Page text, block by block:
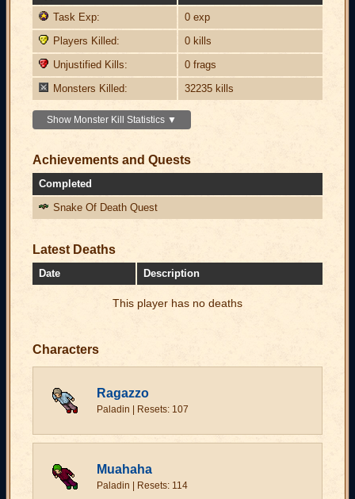
Task Exp:
0 exp
Players Killed:
0 kills
Unjustified Kills:
0 frags
Monsters Killed:
32235 kills
Show Monster Kill Statistics ▼
Achievements and Quests
Completed
Snake Of Death Quest
Latest Deaths
Date Description
This player has no deaths
Characters
Ragazzo
Paladin | Resets: 107
Muahaha
Paladin | Resets: 114